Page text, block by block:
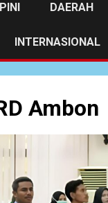
DAERAH
INTERNASIONAL
Ambon